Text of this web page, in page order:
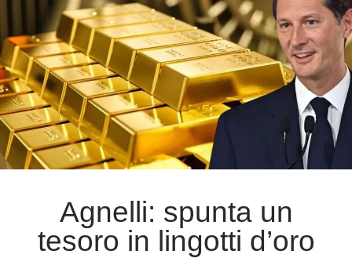
Meta
Accedi
Feed dei contenuti
Feed dei commenti
WordPress.org
dimenticata?
Agnelli: spunta un
tesoro in lingotti d’oro